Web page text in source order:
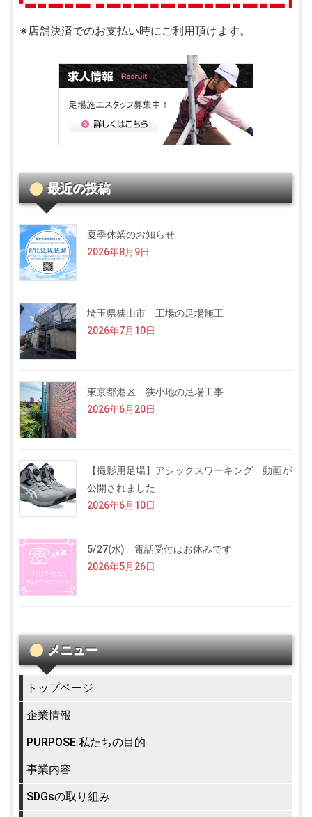
※店舗決済でのお支払い時にご利用頂けます。
最近の投稿
夏季休業のお知らせ
2026年8月9日
埼玉県狭山市 工場の足場施工
2026年7月10日
東京都港区 狭小地の足場工事
2026年6月20日
【撮影用足場】アシックスワーキング 動画が
公開されました
2026年6月10日
5/27(水) 電話受付はお休みです
2026年5月26日
メニュー
トップページ
企業情報
PURPOSE 私たちの目的
事業内容
SDGsの取り組み